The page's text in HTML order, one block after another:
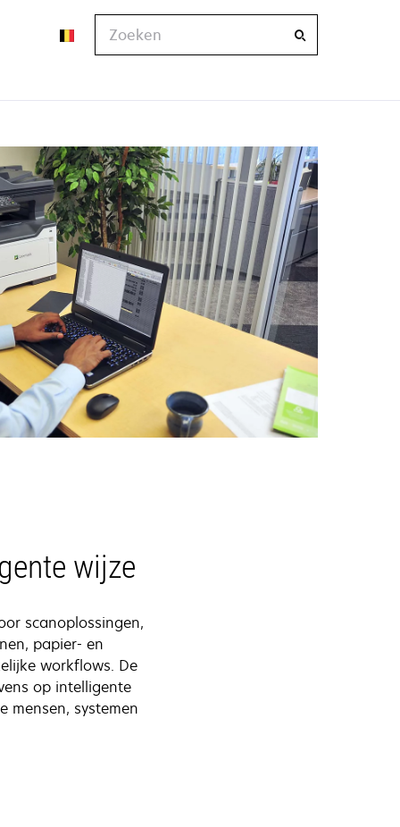
Zoeken
wijze
scanoplossingen,
papier- en
workflows. De
op intelligente
mensen, systemen